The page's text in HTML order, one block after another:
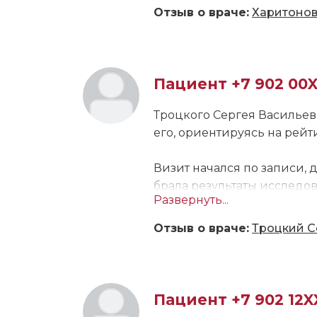
Отзыв о враче:
Пациент +7 902
Троцкого Сергея
его, ориентируясь на
Визит начался по записи,
брала результаты
доброжелательной.
желудок, а также колени,
анализы и прийти на
специалиста другим
Развернуть...
Отзыв о враче: Троцкий
Пациент +7 902